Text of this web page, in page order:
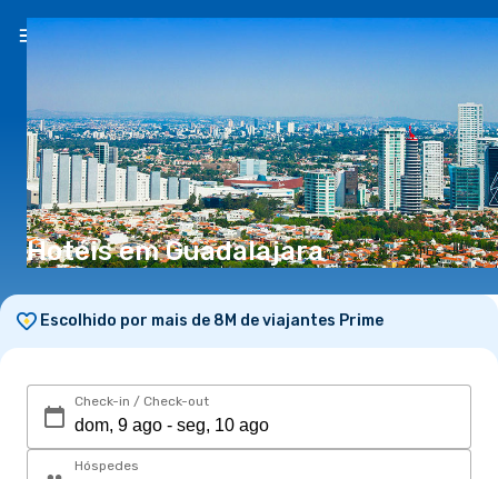
PT(€)
Hotéis em Guadalajara
Escolhido por mais de 8M de viajantes Prime
Check-in / Check-out
Hóspedes